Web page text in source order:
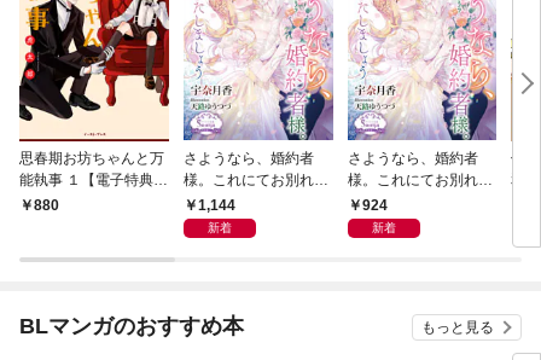
思春期お坊ちゃんと万
能執事 １【電子特典付
き】880
さようなら、婚約者
様。これにてお別れい
たしましょう【電子書
籍特装版】
1,144
新着
さようなら、婚約者
様。これにてお別れい
たしましょう
924
新着
佐
和
BLマンガのおすすめ本 もっと見る